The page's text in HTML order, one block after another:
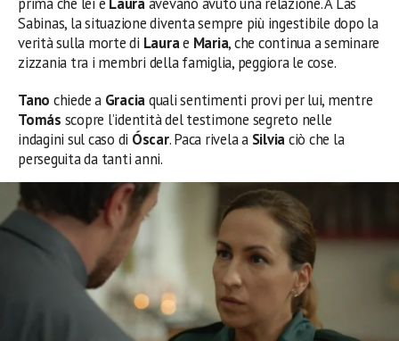
Sabinas, la situazione diventa sempre più ingestibile dopo la
verità sulla morte di Laurae Maria, che continua a seminare
zizzania tra i membri della famiglia, peggiora le cose.
Tano chiede a Graciaquali sentimenti provi per lui, mentre
Tomás scopre l’identità del testimone segreto nelle
indagini sul caso di Óscar. Paca rivela a Silviaciò che la
perseguita da tanti anni.